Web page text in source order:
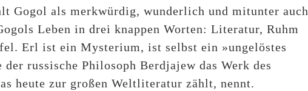
Gogol als merkwürdig, wunderlich und mitunter auch
Leben in drei knappen Worten: Literatur, Ruhm
Erl ist ein Mysterium, ist selbst ein »ungelöstes
der russische Philosoph Berdjajew das Werk des
heute zur großen Weltliteratur zählt, nennt.